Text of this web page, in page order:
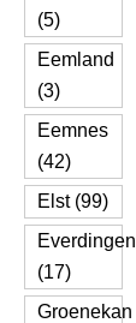
(5)
Eemland
(3)
Eemnes
(42)
Elst (99)
Everdingen
(17)
Groenekan